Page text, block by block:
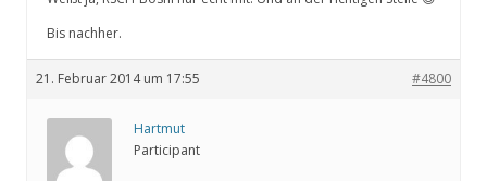
Bis nachher.
21. Februar 2014 um 17:55 #4800
Hartmut
Participant